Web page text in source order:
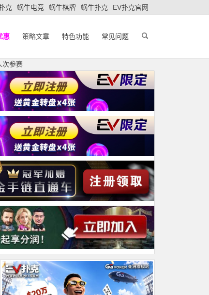
克 蜗牛电竞 蜗牛棋牌 蜗牛扑克 EV扑克官网
惠 策略文章 特色功能 常见问题
次参赛